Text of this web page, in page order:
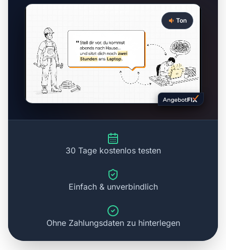
Ton
30 Tage kostenlos testen
Einfach & unverbindlich
Ohne Zahlungsdaten zu hinterlegen